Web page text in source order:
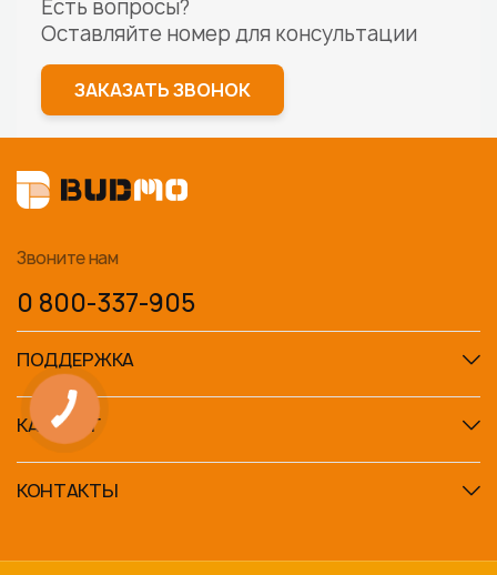
Есть вопросы?
Оставляйте номер для консультации
ЗАКАЗАТЬ ЗВОНОК
Звоните нам
0 800-337-905
ПОДДЕРЖКА
КАТАЛОГ
КОНТАКТЫ